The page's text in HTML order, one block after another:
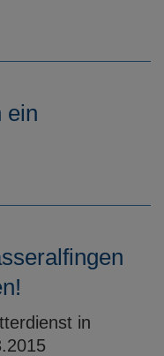
ein
in